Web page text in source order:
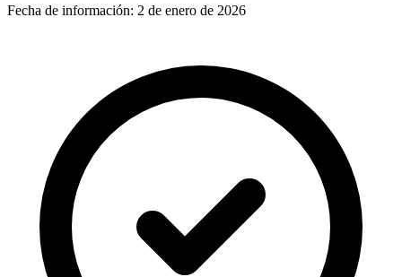
Fecha de información: 2 de enero de 2026